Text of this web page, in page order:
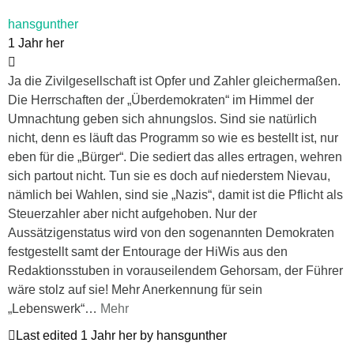
hansgunther
1 Jahr her
Ja die Zivilgesellschaft ist Opfer und Zahler gleichermaßen.
Die Herrschaften der „Überdemokraten“ im Himmel der
Umnachtung geben sich ahnungslos. Sind sie natürlich
nicht, denn es läuft das Programm so wie es bestellt ist, nur
eben für die „Bürger“. Die sediert das alles ertragen, wehren
sich partout nicht. Tun sie es doch auf niederstem Nievau,
nämlich bei Wahlen, sind sie „Nazis“, damit ist die Pflicht als
Steuerzahler aber nicht aufgehoben. Nur der
Aussätzigenstatus wird von den sogenannten Demokraten
festgestellt samt der Entourage der HiWis aus den
Redaktionsstuben in vorauseilendem Gehorsam, der Führer
wäre stolz auf sie! Mehr Anerkennung für sein
„Lebenswerk“… Mehr
Last edited 1 Jahr her by hansgunther